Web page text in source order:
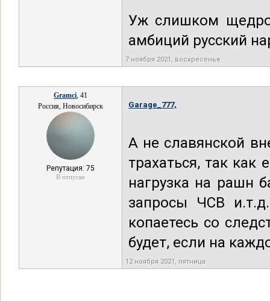
Уж слишком
амбиций русский
7 ноября 2021, воскресенье
Gramci, 41
Россия, Новосибирск
Репутация: 75
В отпуске
Garage_777,
А не славянской
трахаться, так
нагрузка на рашн
запросы ЧСВ
копаетесь со
будет, если на
12 ноября 2021, пятница